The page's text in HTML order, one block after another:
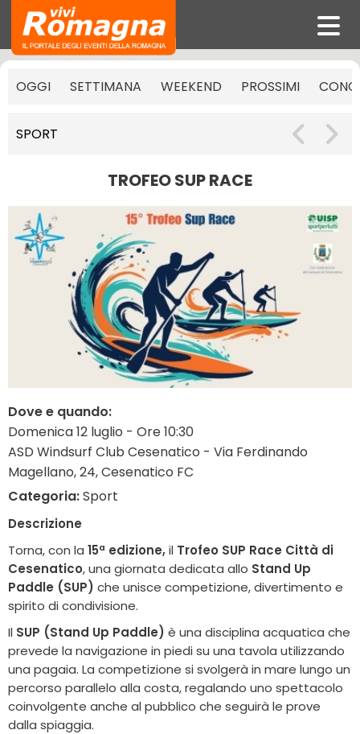
OGGI SETTIMANA WEEKEND PROSSIMI
SPORT
TROFEO SUP RACE
Dove e quando:
Domenica 12 luglio - Ore 10:30
ASD Windsurf Club Cesenatico - Via Ferdinando
Magellano, 24, Cesenatico FC
Categoria:Sport
Descrizione
Torna, con la 15ª edizione,il Trofeo SUP Race Città di
Cesenatico, una giornata dedicata allo Stand Up
Paddle (SUP) che unisce competizione, divertimento e
spirito di condivisione.
Il SUP (Stand Up Paddle) è una disciplina acquatica che
prevede la navigazione in piedi su una tavola utilizzando
una pagaia. La competizione si svolgerà in mare lungo un
percorso parallelo alla costa, regalando uno spettacolo
coinvolgente anche al pubblico che seguirà le prove
dalla spiaggia.